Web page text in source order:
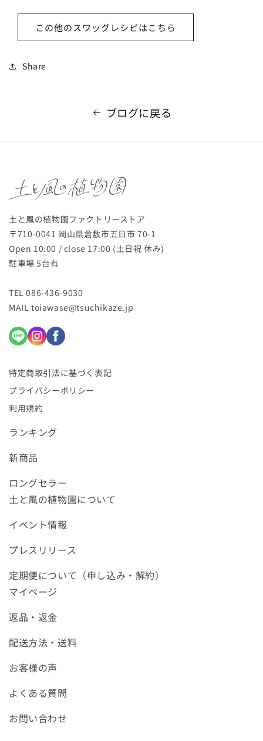
この他のスワッグレシピはこちら
Share
ブログに戻る
土と風の植物園ファクトリーストア
〒710-0041 岡山県倉敷市五日市 70-1
Open 10:00 / close 17:00 (土日祝 休み)
駐車場 5台有
TEL 086-436-9030
MAIL toiawase@tsuchikaze.jp
特定商取引法に基づく表記
プライバシーポリシー
利用規約
ランキング
新商品
ロングセラー
土と風の植物園について
イベント情報
プレスリリース
定期便について（申し込み・解約）
マイページ
返品・返金
配送方法・送料
お客様の声
よくある質問
お問い合わせ